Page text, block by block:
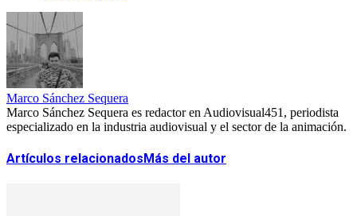
Marco Sánchez Sequera
Marco Sánchez Sequera es redactor en Audiovisual451, periodista
especializado en la industria audiovisual y el sector de la animación.
Artículos relacionados Más del autor